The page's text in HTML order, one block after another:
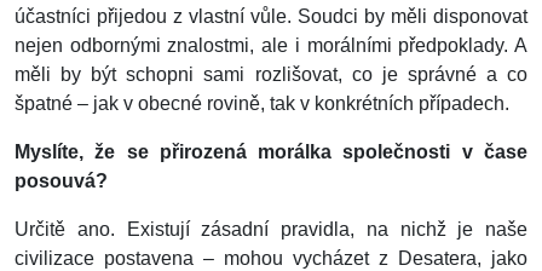
účastníci přijedou z vlastní vůle. Soudci by měli disponovat
nejen odbornými znalostmi, ale i morálními předpoklady. A
měli by být schopni sami rozlišovat, co je správné a co
špatné – jak v obecné rovině, tak v konkrétních případech.
Myslíte, že se přirozená morálka společnosti v čase
posouvá?
Určitě ano. Existují zásadní pravidla, na nichž je naše
civilizace postavena – mohou vycházet z Desatera, jako